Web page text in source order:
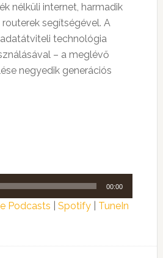
nélküli internet, harmadik
segítségével. A
technológia
– a meglévő
negyedik generációs
00:00
Podcasts Spotify| TuneIn